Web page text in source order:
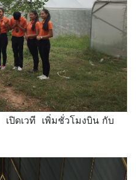
ปิดเวที เพิ่มชั่วโมงบิน กับ